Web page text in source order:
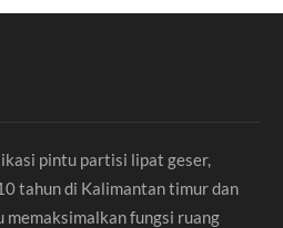
pintu partisi lipat geser,
tahun di Kalimantan timur dan
fungsi ruang